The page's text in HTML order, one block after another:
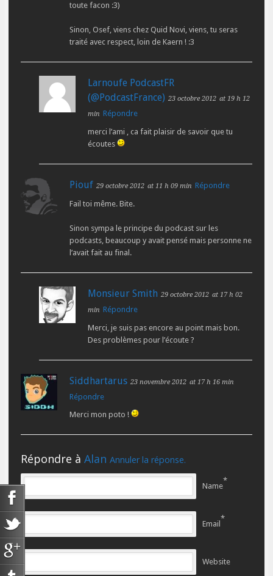
toute facon :3)
Sinon, Osef, viens chez Quid Novi, viens, tu seras
traité avec respect, loin de Kaern ! :3
Larnoufe PodcastFR
(@PodcastFrance) 23 octobre 2012 at 19 h 12
min Répondre
merci l’ami , ca fait plaisir de savoir que tu
écoutes
Piouf 29 octobre 2012 at 11 h 09 min Répondre
Fail toi même. Bite.
Sinon sympa le principe du podcast sur les
podcasts, beaucoup y avait pensé mais personne ne
l’avait fait au final.
Monsieur Smith 29 octobre 2012 at 17 h 02
min Répondre
Merci, je suis pas encore au point mais bon.
Des problèmes pour l’écoute ?
Siddhartarus 23 novembre 2012 at 17 h 16 min
Répondre
Merci mon poto !
Répondre à Alan Annuler la réponse.
Name
*
Email
*
Website